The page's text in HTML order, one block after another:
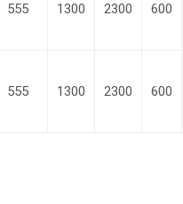
555 1300 2300 600
555 1300 2300 600